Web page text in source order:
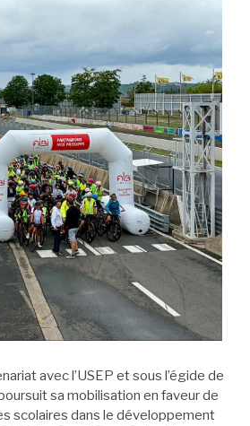
avec l’USEP et sous l’égide de
sa mobilisation en faveur de
scolaires dans le développement